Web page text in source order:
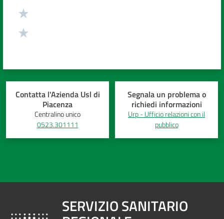
Contatta l'Azienda Usl di
Piacenza
Centralino unico
0523.301111
Segnala un problema o
richiedi informazioni
Urp - Ufficio relazioni con il
pubblico
SERVIZIO SANITARIO